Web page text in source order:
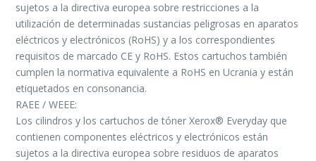
sujetos a la directiva europea sobre restricciones a la
utilización de determinadas sustancias peligrosas en aparatos
eléctricos y electrónicos (RoHS) y a los correspondientes
requisitos de marcado CE y RoHS. Estos cartuchos también
cumplen la normativa equivalente a RoHS en Ucrania y están
etiquetados en consonancia.
RAEE / WEEE:
Los cilindros y los cartuchos de tóner Xerox® Everyday que
contienen componentes eléctricos y electrónicos están
sujetos a la directiva europea sobre residuos de aparatos